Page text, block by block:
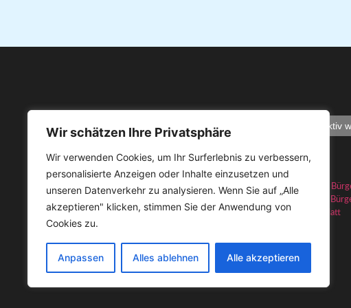
Wir schätzen Ihre Privatsphäre
Wir verwenden Cookies, um Ihr Surferlebnis zu verbessern,
personalisierte Anzeigen oder Inhalte einzusetzen und
unseren Datenverkehr zu analysieren. Wenn Sie auf „Alle
akzeptieren" klicken, stimmen Sie der Anwendung von
Cookies zu.
Anpassen Alles ablehnen Alle akzeptieren
Jetzt selbst aktiv
Kontakt
Bürgerstiftung Herzogenrath
Elsa-Brandström-Str. 30
52134 Herzogenrath
E-Mail:info@buergerstiftung-herzogenrath.de
Downloads
Was ist eine
Satzung der
IBS Faktenblatt